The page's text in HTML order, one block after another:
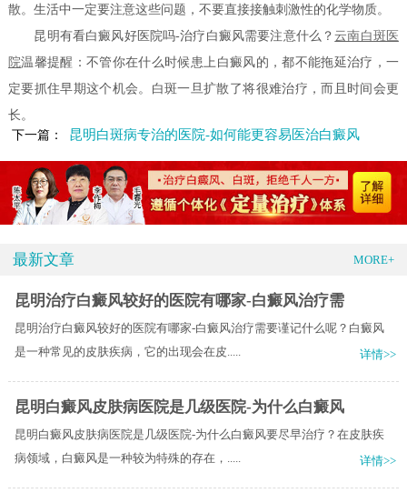
散。生活中一定要注意这些问题，不要直接接触刺激性的化学物质。
昆明有看白癜风好医院吗-治疗白癜风需要注意什么？云南白斑医
院温馨提醒：不管你在什么时候患上白癜风的，都不能拖延治疗，一
定要抓住早期这个机会。白斑一旦扩散了将很难治疗，而且时间会更
长。
下一篇：
昆明白斑病专治的医院-如何能更容易医治白癜风
最新文章 MORE+
昆明治疗白癜风较好的医院有哪家-白癜风治疗需
昆明治疗白癜风较好的医院有哪家-白癜风治疗需要谨记什么呢？白癜风
是一种常见的皮肤疾病，它的出现会在皮.....
详情>>
昆明白癜风皮肤病医院是几级医院-为什么白癜风
昆明白癜风皮肤病医院是几级医院-为什么白癜风要尽早治疗？在皮肤疾
病领域，白癜风是一种较为特殊的存在，.....
详情>>